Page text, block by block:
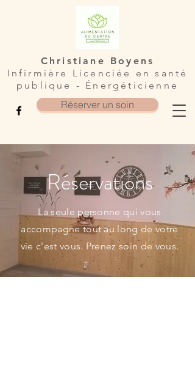
Christiane Boyens
Infirmière Licenciée en santé
publique - Énergéticienne
Réserver un soin
Réservations
La seule personne qui vous
accompagne tout au long de votre
vie c'est vous. Prenez soin de vous.